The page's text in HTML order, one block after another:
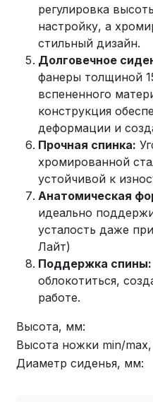
регулировка
настройку, а
стильный дизайн.
Долговечное
фанеры толщиной
вспененного
конструкция
деформации и
Прочная спинка:
хромированной
устойчивой к
Анатомическая
идеально
усталость даже
Лайт)
Поддержка спины:
облокотиться,
работе.
Высота, мм:
Высота ножки min/
Диаметр сиденья, мм: